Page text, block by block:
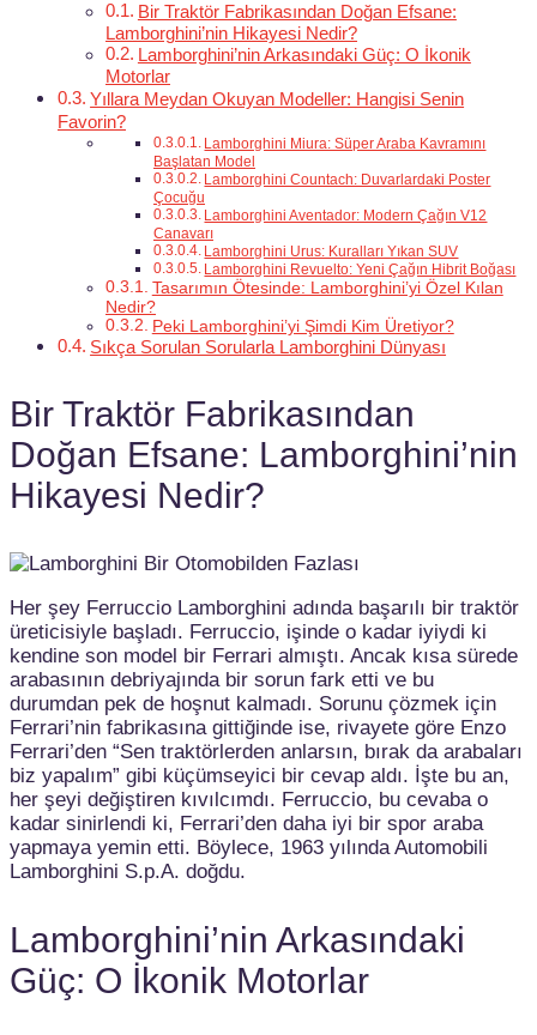
Bir Traktör Fabrikasından Doğan Efsane:
Lamborghini’nin Hikayesi Nedir?
Lamborghini’nin Arkasındaki Güç: O İkonik
Motorlar
Yıllara Meydan Okuyan Modeller: Hangisi Senin
Favorin?
Lamborghini Miura: Süper Araba Kavramını
Başlatan Model
Lamborghini Countach: Duvarlardaki Poster
Çocuğu
Lamborghini Aventador: Modern Çağın V12
Canavarı
Lamborghini Urus: Kuralları Yıkan SUV
Lamborghini Revuelto: Yeni Çağın Hibrit Boğası
Tasarımın Ötesinde: Lamborghini’yi Özel Kılan
Nedir?
Peki Lamborghini’yi Şimdi Kim Üretiyor?
Sıkça Sorulan Sorularla Lamborghini Dünyası
Bir Traktör Fabrikasından
Doğan Efsane: Lamborghini’nin
Hikayesi Nedir?
Her şey Ferruccio Lamborghini adında başarılı bir traktör
üreticisiyle başladı. Ferruccio, işinde o kadar iyiydi ki
kendine son model bir Ferrari almıştı. Ancak kısa sürede
arabasının debriyajında bir sorun fark etti ve bu
durumdan pek de hoşnut kalmadı. Sorunu çözmek için
Ferrari’nin fabrikasına gittiğinde ise, rivayete göre Enzo
Ferrari’den “Sen traktörlerden anlarsın, bırak da arabaları
biz yapalım” gibi küçümseyici bir cevap aldı. İşte bu an,
her şeyi değiştiren kıvılcımdı. Ferruccio, bu cevaba o
kadar sinirlendi ki, Ferrari’den daha iyi bir spor araba
yapmaya yemin etti. Böylece, 1963 yılında Automobili
Lamborghini S.p.A. doğdu.
Lamborghini’nin Arkasındaki
Güç: O İkonik Motorlar